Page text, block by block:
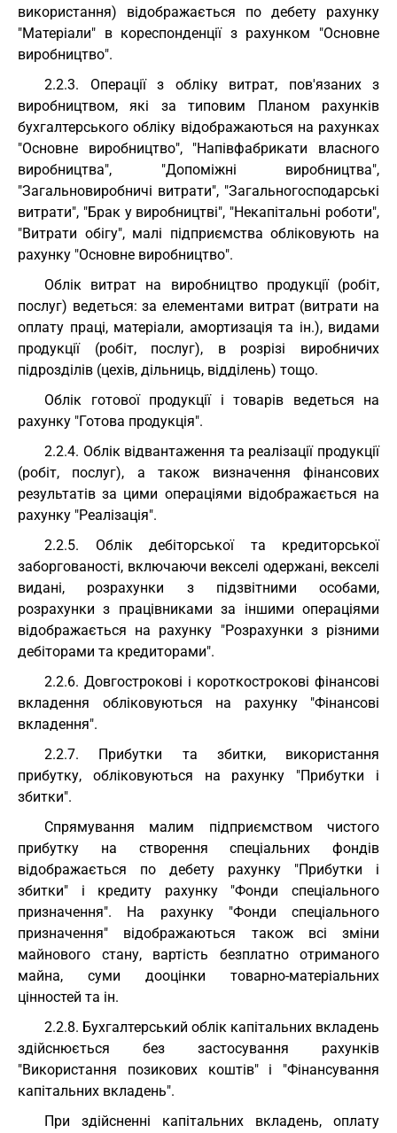
використання) відображається по дебету рахунку
"Матеріали" в кореспонденції з рахунком "Основне
виробництво".
2.2.3. Операції з обліку витрат, пов'язаних з
виробництвом, які за типовим Планом рахунків
бухгалтерського обліку відображаються на рахунках
"Основне виробництво", "Напівфабрикати власного
виробництва", "Допоміжні виробництва",
"Загальновиробничі витрати", "Загальногосподарські
витрати", "Брак у виробництві", "Некапітальні роботи",
"Витрати обігу", малі підприємства обліковують на
рахунку "Основне виробництво".
Облік витрат на виробництво продукції (робіт,
послуг) ведеться: за елементами витрат (витрати на
оплату праці, матеріали, амортизація та ін.), видами
продукції (робіт, послуг), в розрізі виробничих
підрозділів (цехів, дільниць, відділень) тощо.
Облік готової продукції і товарів ведеться на
рахунку "Готова продукція".
2.2.4. Облік відвантаження та реалізації продукції
(робіт, послуг), а також визначення фінансових
результатів за цими операціями відображається на
рахунку "Реалізація".
2.2.5. Облік дебіторської та кредиторської
заборгованості, включаючи векселі одержані, векселі
видані, розрахунки з підзвітними особами,
розрахунки з працівниками за іншими операціями
відображається на рахунку "Розрахунки з різними
дебіторами та кредиторами".
2.2.6. Довгострокові і короткострокові фінансові
вкладення обліковуються на рахунку "Фінансові
вкладення".
2.2.7. Прибутки та збитки, використання
прибутку, обліковуються на рахунку "Прибутки і
збитки".
Спрямування малим підприємством чистого
прибутку на створення спеціальних фондів
відображається по дебету рахунку "Прибутки і
збитки" і кредиту рахунку "Фонди спеціального
призначення". На рахунку "Фонди спеціального
призначення" відображаються також всі зміни
майнового стану, вартість безплатно отриманого
майна, суми дооцінки товарно-матеріальних
цінностей та ін.
2.2.8. Бухгалтерський облік капітальних вкладень
здійснюється без застосування рахунків
"Використання позикових коштів" і "Фінансування
капітальних вкладень".
При здійсненні капітальних вкладень, оплату